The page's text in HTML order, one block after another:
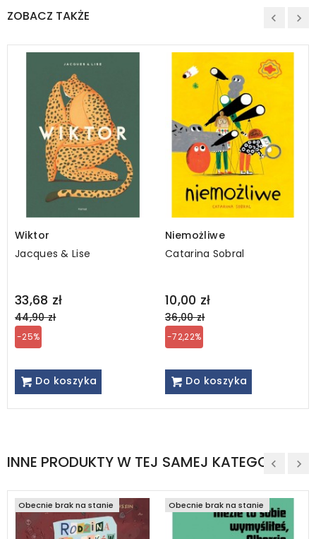
ZOBACZ TAKŻE
Wiktor
Jacques & Lise
33,68 zł
Regular
price
44,90 zł
-25%
Do koszyka
Niemożliwe
Catarina Sobral
10,00 zł
Regular
price
36,00 zł
-72,22%
Do koszyka
INNE PRODUKTY W TEJ SAMEJ KATEGORII
Obecnie brak na stanie Obecnie brak na stanie